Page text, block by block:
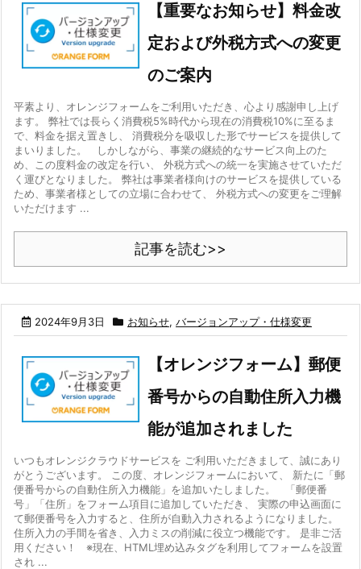
【重要なお知らせ】料金改
定および外税方式への変更
のご案内
平素より、オレンジフォームをご利用いただき、心より感謝申し上げ
ます。 弊社では長らく消費税5%時代から現在の消費税10%に至るま
で、料金を据え置きし、 消費税分を吸収した形でサービスを提供して
まいりました。 しかしながら、事業の継続的なサービス向上のた
め、この度料金の改定を行い、 外税方式への統一を実施させていただ
く運びとなりました。 弊社は事業者様向けのサービスを提供している
ため、事業者様としての立場に合わせて、 外税方式への変更をご理解
いただけます ...
記事を読む>>
2024年9月3日 お知らせ, バージョンアップ・仕様変更
【オレンジフォーム】郵便
番号からの自動住所入力機
能が追加されました
いつもオレンジクラウドサービスを ご利用いただきまして、誠にあり
がとうございます。 この度、オレンジフォームにおいて、 新たに「郵
便番号からの自動住所入力機能」を追加いたしました。 「郵便番
号」「住所」をフォーム項目に追加していただき、 実際の申込画面に
て郵便番号を入力すると、住所が自動入力されるようになりました。
住所入力の手間を省き、入力ミスの削減に役立つ機能です。 是非ご活
用ください！ ※現在、HTML埋め込みタグを利用してフォームを設置
され ...